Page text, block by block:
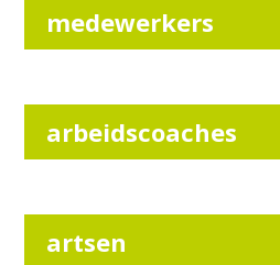
medewerkers
arbeidscoaches
artsen